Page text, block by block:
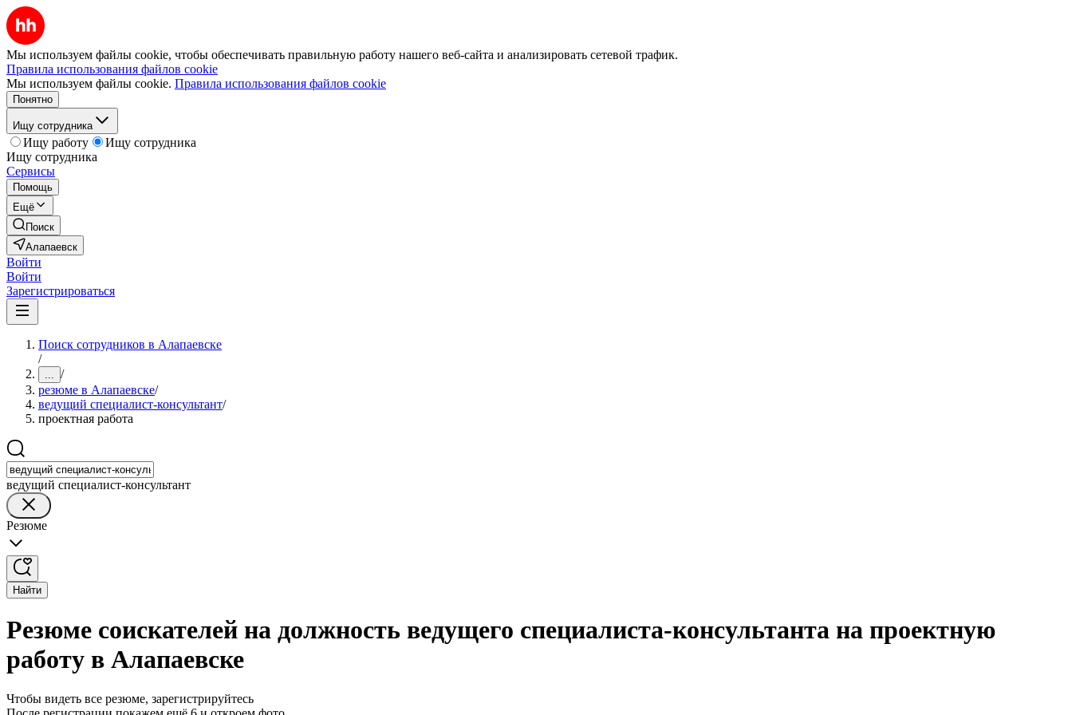
Мы используем файлы cookie, чтобы обеспечивать правильную работу нашего веб-сайта и анализировать сетевой трафик.
Правила использования файлов cookie
Мы используем файлы cookie. Правила использования файлов cookie
Понятно
Ищу сотрудника
Ищу работу
Ищу сотрудника
Ищу сотрудника
Сервисы
Помощь
Ещё
Поиск
Алапаевск
Войти
Войти
Зарегистрироваться
Поиск сотрудников в Алапаевске
/
... /
резюме в Алапаевске/
ведущий специалист-консультант/
проектная работа
ведущий специалист-консультант
Резюме
Найти
Резюме соискателей на должность ведущего специалиста-консультанта на проектную
работу в Алапаевске
Чтобы видеть все резюме, зарегистрируйтесь